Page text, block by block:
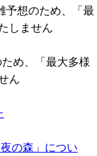
予想のため、「最
しません
め、「最大多様
ん
の森」につい